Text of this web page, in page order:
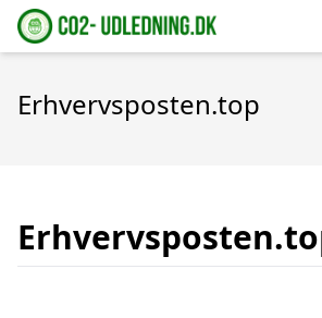
Erhvervsposten.top